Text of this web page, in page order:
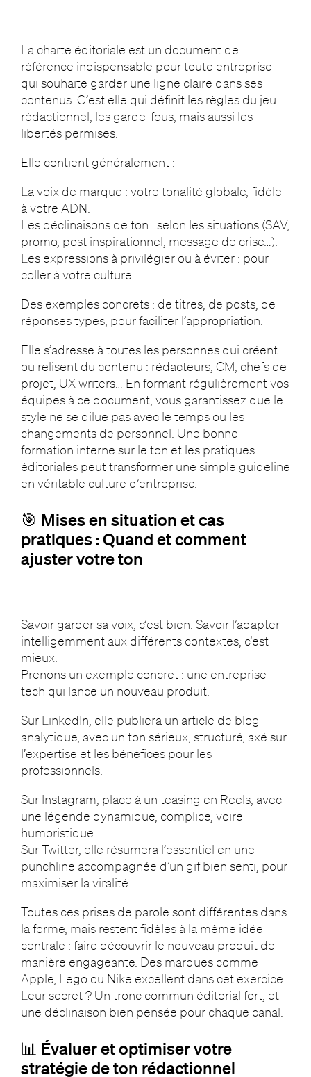
La charte éditoriale est un document de
référence indispensable pour toute entreprise
qui souhaite garder une ligne claire dans ses
contenus. C’est elle qui définit les règles du jeu
rédactionnel, les garde-fous, mais aussi les
libertés permises.
Elle contient généralement :
La voix de marque : votre tonalité globale, fidèle
à votre ADN.
Les déclinaisons de ton : selon les situations (SAV,
promo, post inspirationnel, message de crise…).
Les expressions à privilégier ou à éviter : pour
coller à votre culture.
Des exemples concrets : de titres, de posts, de
réponses types, pour faciliter l’appropriation.
Elle s’adresse à toutes les personnes qui créent
ou relisent du contenu : rédacteurs, CM, chefs de
projet, UX writers… En formant régulièrement vos
équipes à ce document, vous garantissez que le
style ne se dilue pas avec le temps ou les
changements de personnel. Une bonne
formation interne sur le ton et les pratiques
éditoriales peut transformer une simple guideline
en véritable culture d’entreprise.
🎯 Mises en situation et cas
pratiques : Quand et comment
ajuster votre ton
Savoir garder sa voix, c’est bien. Savoir l’adapter
intelligemment aux différents contextes, c’est
mieux.
Prenons un exemple concret : une entreprise
tech qui lance un nouveau produit.
Sur LinkedIn, elle publiera un article de blog
analytique, avec un ton sérieux, structuré, axé sur
l’expertise et les bénéfices pour les
professionnels.
Sur Instagram, place à un teasing en Reels, avec
une légende dynamique, complice, voire
humoristique.
Sur Twitter, elle résumera l’essentiel en une
punchline accompagnée d’un gif bien senti, pour
maximiser la viralité.
Toutes ces prises de parole sont différentes dans
la forme, mais restent fidèles à la même idée
centrale : faire découvrir le nouveau produit de
manière engageante. Des marques comme
Apple, Lego ou Nike excellent dans cet exercice.
Leur secret ? Un tronc commun éditorial fort, et
une déclinaison bien pensée pour chaque canal.
📊 Évaluer et optimiser votre
stratégie de ton rédactionnel